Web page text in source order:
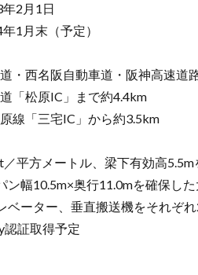
2月1日
1月末（予定）
・西名阪自動車道・阪神高速道
「松原IC」まで約4.4km
線「三宅IC」から約3.5km
平方メートル、梁下有効高
ン幅10.5m×奥行11.0mを確保し
ベーター、垂直搬送機をそれぞ
認証取得予定